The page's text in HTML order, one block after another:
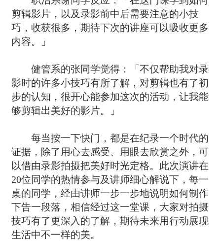
剪辑影片，以及录影前中后需要注意的小技
巧，收获很多，期待下次的讲座可以吸收更多
内容。」
健管系的张同学觉得：「不仅帮助我对录
影时的许多小技巧有所了解，对剪辑也有了初
步的认知，很开心能参加这次的活动，让我能
够剪辑出美好的影片。」
每当按一下快门，都是在纪录一个时代的
证据，除了用心去感受、用眼去欣赏之外，可
以借由录影拍摄把美好时光定格。此次演讲在
20位同学的热情参与及讲师细心解说下，每一
桌的同学，经由讲师一步一步地说明如何制作
下告一段落，相信经过这一堂课，大家对拍摄
技巧有了更深入的了解，期待未来用行动展现
生活中不一样的美。